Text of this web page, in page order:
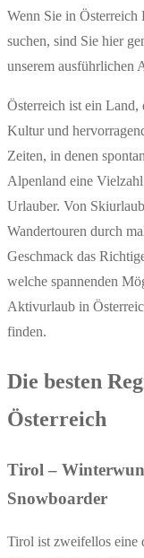
Wenn Sie in
suchen, sind Sie hier
unserem ausführlichen
Österreich ist ein Land,
Kultur und
Zeiten, in denen
Alpenland eine
Urlauber. Von
Wandertouren durch
Geschmack das
welche spannenden
Aktivurlaub in
finden.
Die besten
Österreich
Tirol –
Snowboarder
Tirol ist zweifellos eine